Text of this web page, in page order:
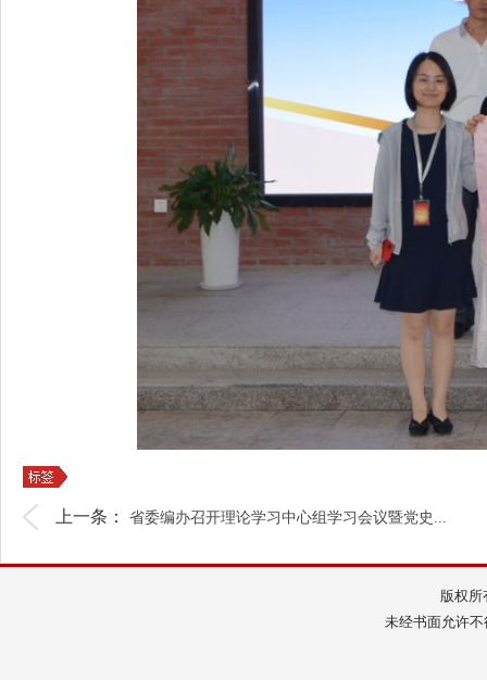
上一条： 省委编办召开理论学习中心组学习会议暨党史...
版权
未经书面允许